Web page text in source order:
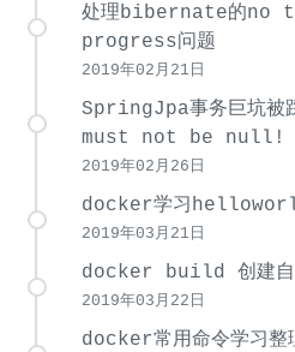
处理bibernate的
progress问题
2019年02月21日
SpringJpa事务巨坑
must not be null!
2019年02月26日
docker学习
2019年03月21日
docker build 创建自
2019年03月22日
docker常用命令学习整